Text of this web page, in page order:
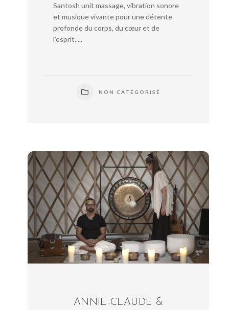
Santosh unit massage, vibration sonore
et musique vivante pour une détente
profonde du corps, du cœur et de
l’esprit. ...
NON CATÉGORISÉ
ANNIE-CLAUDE &